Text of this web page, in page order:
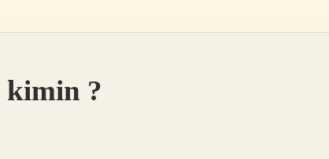
kimin ?